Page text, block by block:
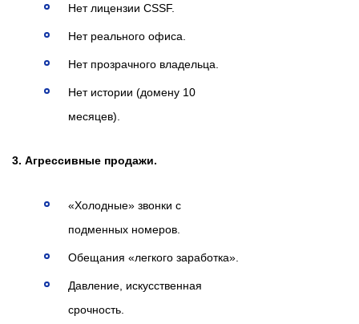
Нет лицензии CSSF.
Нет реального офиса.
Нет прозрачного владельца.
Нет истории (домену 10
месяцев).
3. Агрессивные продажи.
«Холодные» звонки с
подменных номеров.
Обещания «легкого заработка».
Давление, искусственная
срочность.